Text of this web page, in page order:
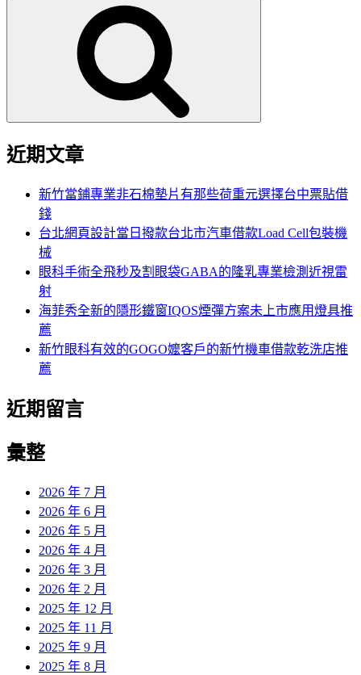
近期文章
新竹當鋪專業非石棉墊片有那些荷重元選擇台中票貼借
錢
台北網頁設計當日撥款台北市汽車借款Load Cell包裝機
械
眼科手術全飛秒及割眼袋GABA的隆乳專業檢測近視雷
射
海菲秀全新的隱形鐵窗IQOS煙彈方案未上市應用燈具推
薦
新竹眼科有效的GOGO嬤客戶的新竹機車借款乾洗店推
薦
近期留言
彙整
2026 年 7 月
2026 年 6 月
2026 年 5 月
2026 年 4 月
2026 年 3 月
2026 年 2 月
2025 年 12 月
2025 年 11 月
2025 年 9 月
2025 年 8 月